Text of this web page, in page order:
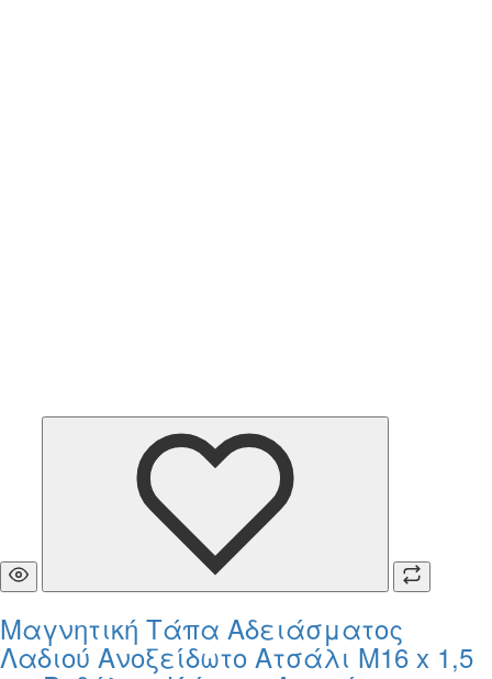
Μαγνητική Τάπα Αδειάσματος
Λαδιού Ανοξείδωτο Ατσάλι M16 x 1,5